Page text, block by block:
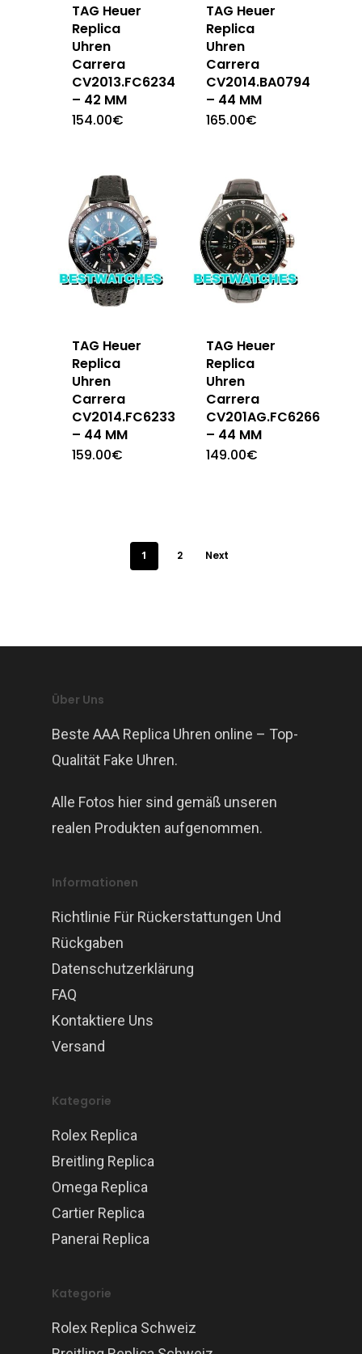
TAG Heuer
Replica
Uhren
Carrera
CV2013.FC6234
– 42 MM
154.00€
TAG Heuer
Replica
Uhren
Carrera
CV2014.BA0794
– 44 MM
165.00€
TAG Heuer
Replica
Uhren
Carrera
CV2014.FC6233
– 44 MM
159.00€
TAG Heuer
Replica
Uhren
Carrera
CV201AG.FC6266
– 44 MM
149.00€
1 2 Next
Über Uns
Beste AAA Replica Uhren online – Top-
Qualität Fake Uhren.
Alle Fotos hier sind gemäß unseren
realen Produkten aufgenommen.
Informationen
Richtlinie Für Rückerstattungen Und
Rückgaben
Datenschutzerklärung
FAQ
Kontaktiere Uns
Versand
Kategorie
Rolex Replica
Breitling Replica
Omega Replica
Cartier Replica
Panerai Replica
Kategorie
Rolex Replica Schweiz